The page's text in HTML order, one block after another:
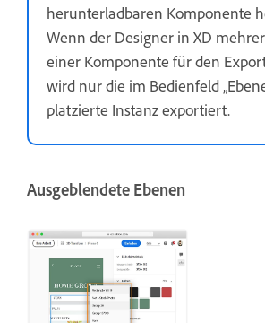
herunterladbaren Komponente
Wenn der Designer in XD
einer Komponente für den
wird nur die im Bedienfeld
platzierte Instanz exportiert.
Ausgeblendete Ebenen